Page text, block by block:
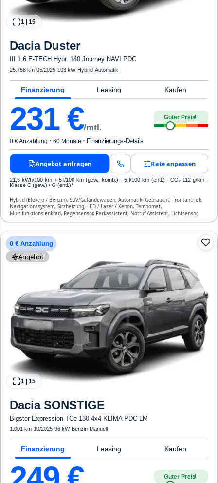
1 15
Dacia Duster
III 1.6 E-TECH Hybr. 140 Journey NAVI PDC
25.758 km·05/2025· 103 kW· Hybrid·Automatik
Finanzierung Leasing Kaufen
231€/mtl.
Guter Preis4
0 € Anzahlung · 60 Monate · Finanzierungs-Details
Angebot anfragen Rate anpassen
21,5 kWh/100 km + 5 l/100 km (gew., komb.) · 5 l/100 km (entl.) · CO₂ 112 g/km ·
Klasse C (gew.) / G (entl.)*
Hybrid (Elektro / Benzin), SUV/Geländewagen, Automatik, Gebraucht, Frontantrieb,
Navigationssystem, Sitzheizung, LED / Laser / Xenon, Tempomat,
Multifunktionslenkrad, Regensensor, Parkassistent, Notruf-Assistent, Lichtsensor,
Start/Stopp-Automatik, Bluetooth, Freisprecheinrichtung, Verkehrszeichen-
0 € Anzahlung
Angebot
1 15
Dacia SONSTIGE
Bigster Expression TCe 130 4x4 KLIMA PDC LM
1.001 km· 10/2025·96 kW· Benzin· Manuell
Finanzierung Leasing Kaufen
Guter Preis4